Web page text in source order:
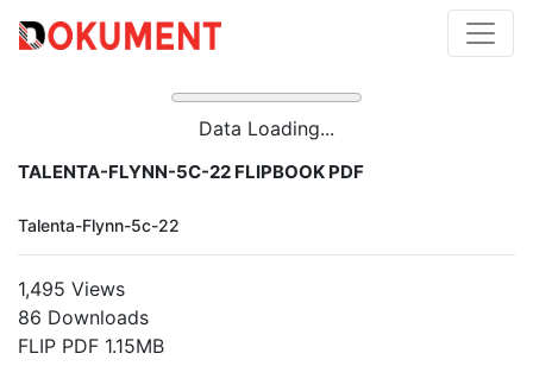
Data Loading...
TALENTA-FLYNN-5C-22 FLIPBOOK PDF
Talenta-Flynn-5c-22
1,495 Views
86 Downloads
FLIP PDF 1.15MB